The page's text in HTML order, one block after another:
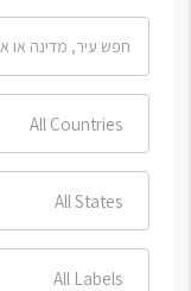
All Countries
All States
All Labels